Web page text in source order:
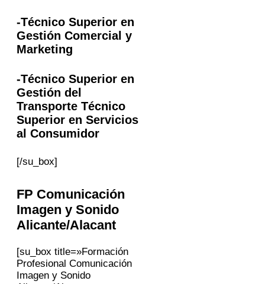
-Técnico Superior en
Gestión Comercial y
Marketing
-Técnico Superior en
Gestión del
Transporte Técnico
Superior en Servicios
al Consumidor
[/su_box]
FP Comunicación
Imagen y Sonido
Alicante/Alacant
[su_box title=»Formación
Profesional Comunicación
Imagen y Sonido